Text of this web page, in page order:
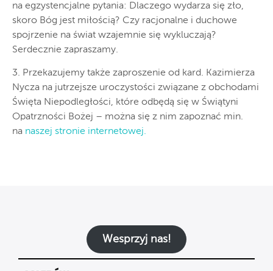
na egzystencjalne pytania: Dlaczego wydarza się zło,
skoro Bóg jest miłością? Czy racjonalne i duchowe
spojrzenie na świat wzajemnie się wykluczają?
Serdecznie zapraszamy.
3. Przekazujemy także zaproszenie od kard. Kazimierza
Nycza na jutrzejsze uroczystości związane z obchodami
Święta Niepodległości, które odbędą się w Świątyni
Opatrzności Bożej – można się z nim zapoznać min.
na naszej stronie internetowej.
Wesprzyj nas!